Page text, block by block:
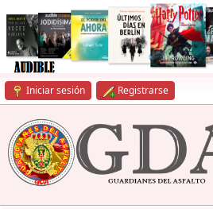
Iniciar sesión Registrarse